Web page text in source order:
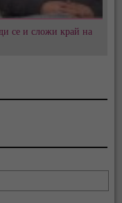
се и сложи край на